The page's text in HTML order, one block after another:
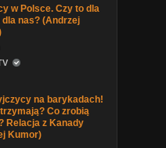
w Polsce. Czy to dla
nas? (Andrzej
na barykadach!
Co zrobią
Relacja z Kanady
Kumor)